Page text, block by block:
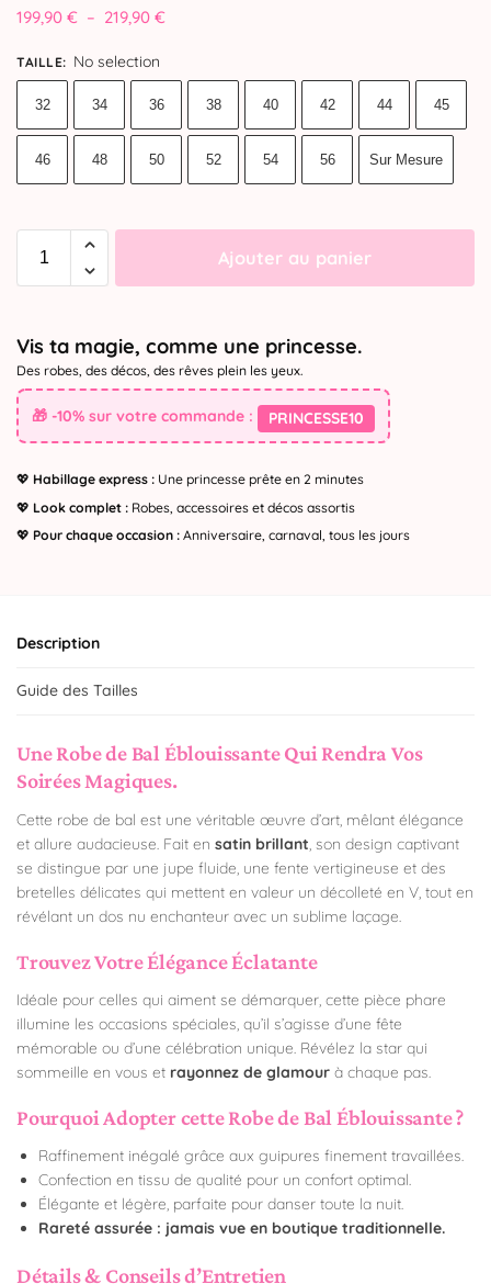
199,90 € – 219,90 €
TAILLE: No selection
32 34 36 38 40 42 44 45
46 48 50 52 54 56 Sur Mesure
Ajouter au panier
Vis ta magie, comme une princesse.
Des robes, des décos, des rêves plein les yeux.
🎁 -10% sur votre commande : PRINCESSE10
💖 Habillage express : Une princesse prête en 2 minutes
💖 Look complet : Robes, accessoires et décos assortis
💖 Pour chaque occasion : Anniversaire, carnaval, tous les jours
Description
Guide des Tailles
Une Robe de Bal Éblouissante Qui Rendra Vos
Soirées Magiques.
Cette robe de bal est une véritable œuvre d’art, mêlant élégance
et allure audacieuse. Fait en satin brillant , son design captivant
se distingue par une jupe fluide, une fente vertigineuse et des
bretelles délicates qui mettent en valeur un décolleté en V, tout en
révélant un dos nu enchanteur avec un sublime laçage.
Trouvez Votre Élégance Éclatante
Idéale pour celles qui aiment se démarquer, cette pièce phare
illumine les occasions spéciales, qu’il s’agisse d’une fête
mémorable ou d’une célébration unique. Révélez la star qui
sommeille en vous et rayonnez de glamour à chaque pas.
Pourquoi Adopter cette Robe de Bal Éblouissante ?
Raffinement inégalé grâce aux guipures finement travaillées.
Confection en tissu de qualité pour un confort optimal.
Élégante et légère, parfaite pour danser toute la nuit.
Rareté assurée : jamais vue en boutique traditionnelle.
Détails & Conseils d’Entretien